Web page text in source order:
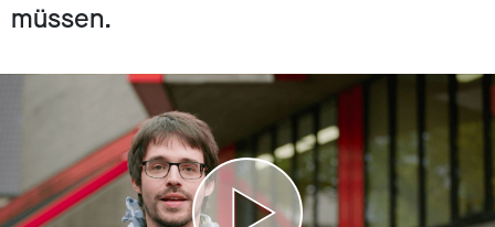
müssen.